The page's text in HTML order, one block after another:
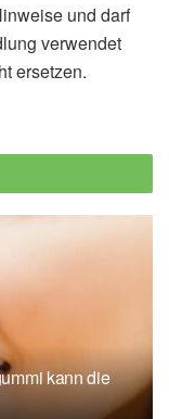
Body Mass
A 16-Year
Data
linked to
white
22.05.2024),
und darf
verwendet
ersetzen.
kann die